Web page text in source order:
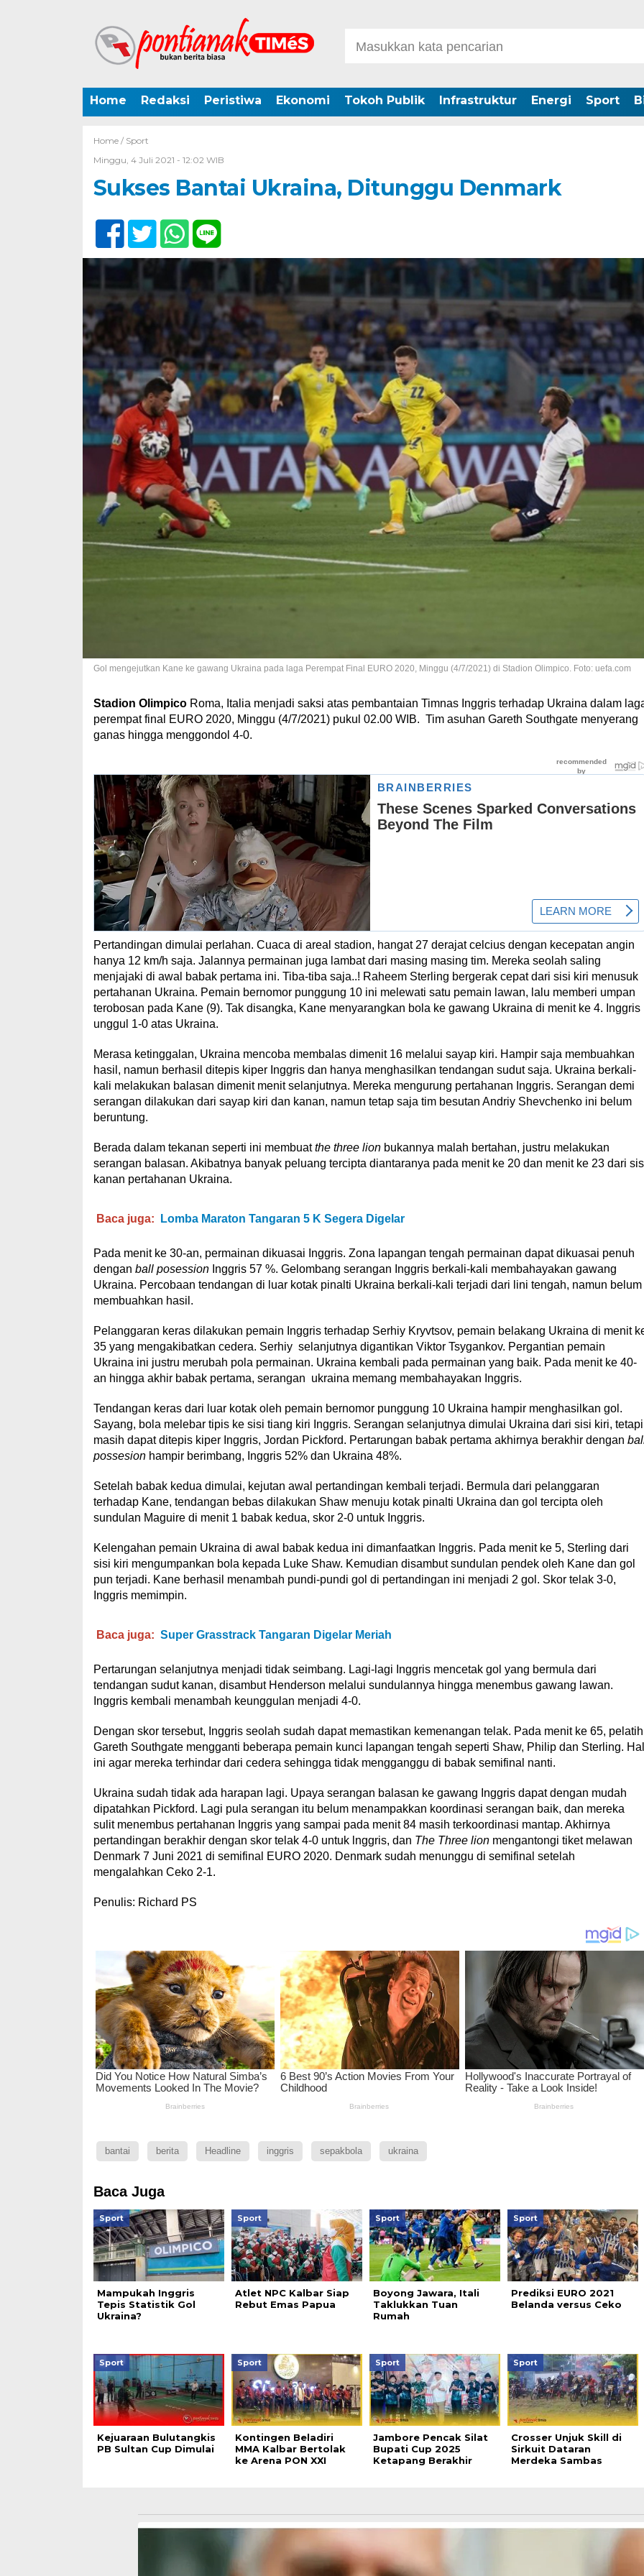
Home Redaksi Peristiwa Ekonomi Tokoh Publik Infrastruktur Energi Sport
Home / Sport
Minggu, 4 Juli 2021 - 12:02 WIB
Sukses Bantai Ukraina, Ditunggu Denmark
Gol mengejutkan Kane ke gawang Ukraina pada laga Perempat Final EURO 2020, Minggu (4/7/2021) di Stadion Olimpico. Foto: uefa.com
Stadion OlimpicoRoma, Italia menjadi saksi atas pembantaian Timnas Inggris terhadap Ukraina dalam
perempat final EURO 2020, Minggu (4/7/2021) pukul 02.00 WIB. Tim asuhan Gareth Southgate menyerang
ganas hingga menggondol 4-0.
Pertandingan dimulai perlahan. Cuaca di areal stadion, hangat 27 derajat celcius dengan kecepatan angin
hanya 12 km/h saja. Jalannya permainan juga lambat dari masing masing tim. Mereka seolah saling
menjajaki di awal babak pertama ini. Tiba-tiba saja..! Raheem Sterling bergerak cepat dari sisi kiri menusuk
pertahanan Ukraina. Pemain bernomor punggung 10 ini melewati satu pemain lawan, lalu memberi umpan
terobosan pada Kane (9). Tak disangka, Kane menyarangkan bola ke gawang Ukraina di menit ke 4. Inggris
unggul 1-0 atas Ukraina.
Merasa ketinggalan, Ukraina mencoba membalas dimenit 16 melalui sayap kiri. Hampir saja membuahkan
hasil, namun berhasil ditepis kiper Inggris dan hanya menghasilkan tendangan sudut saja. Ukraina berkali-
kali melakukan balasan dimenit menit selanjutnya. Mereka mengurung pertahanan Inggris. Serangan demi
serangan dilakukan dari sayap kiri dan kanan, namun tetap saja tim besutan Andriy Shevchenko ini belum
beruntung.
Berada dalam tekanan seperti ini membuatthe three lionbukannya malah bertahan, justru melakukan
serangan balasan. Akibatnya banyak peluang tercipta diantaranya pada menit ke 20 dan menit ke 23 dari
kanan pertahanan Ukraina.
Baca juga: Lomba Maraton Tangaran 5 K Segera Digelar
Pada menit ke 30-an, permainan dikuasai Inggris. Zona lapangan tengah permainan dapat dikuasai penuh
dengan ball posessionInggris 57 %. Gelombang serangan Inggris berkali-kali membahayakan gawang
Ukraina. Percobaan tendangan di luar kotak pinalti Ukraina berkali-kali terjadi dari lini tengah, namun belum
membuahkan hasil.
Pelanggaran keras dilakukan pemain Inggris terhadap Serhiy Kryvtsov, pemain belakang Ukraina di menit
35 yang mengakibatkan cedera. Serhiy selanjutnya digantikan Viktor Tsygankov. Pergantian pemain
Ukraina ini justru merubah pola permainan. Ukraina kembali pada permainan yang baik. Pada menit ke 40-
an hingga akhir babak pertama, serangan ukraina memang membahayakan Inggris.
Tendangan keras dari luar kotak oleh pemain bernomor punggung 10 Ukraina hampir menghasilkan gol.
Sayang, bola melebar tipis ke sisi tiang kiri Inggris. Serangan selanjutnya dimulai Ukraina dari sisi kiri, tetapi
masih dapat ditepis kiper Inggris, Jordan Pickford. Pertarungan babak pertama akhirnya berakhir dengan
possesionhampir berimbang, Inggris 52% dan Ukraina 48%.
Setelah babak kedua dimulai, kejutan awal pertandingan kembali terjadi. Bermula dari pelanggaran
terhadap Kane, tendangan bebas dilakukan Shaw menuju kotak pinalti Ukraina dan gol tercipta oleh
sundulan Maguire di menit 1 babak kedua, skor 2-0 untuk Inggris.
Kelengahan pemain Ukraina di awal babak kedua ini dimanfaatkan Inggris. Pada menit ke 5, Sterling dari
sisi kiri mengumpankan bola kepada Luke Shaw. Kemudian disambut sundulan pendek oleh Kane dan gol
pun terjadi. Kane berhasil menambah pundi-pundi gol di pertandingan ini menjadi 2 gol. Skor telak 3-0,
Inggris memimpin.
Baca juga: Super Grasstrack Tangaran Digelar Meriah
Pertarungan selanjutnya menjadi tidak seimbang. Lagi-lagi Inggris mencetak gol yang bermula dari
tendangan sudut kanan, disambut Henderson melalui sundulannya hingga menembus gawang lawan.
Inggris kembali menambah keunggulan menjadi 4-0.
Dengan skor tersebut, Inggris seolah sudah dapat memastikan kemenangan telak. Pada menit ke 65, pelatih
Gareth Southgate mengganti beberapa pemain kunci lapangan tengah seperti Shaw, Philip dan Sterling. Hal
ini agar mereka terhindar dari cedera sehingga tidak mengganggu di babak semifinal nanti.
Ukraina sudah tidak ada harapan lagi. Upaya serangan balasan ke gawang Inggris dapat dengan mudah
dipatahkan Pickford. Lagi pula serangan itu belum menampakkan koordinasi serangan baik, dan mereka
sulit menembus pertahanan Inggris yang sampai pada menit 84 masih terkoordinasi mantap. Akhirnya
pertandingan berakhir dengan skor telak 4-0 untuk lnggris, dan The Three lionmengantongi tiket melawan
Denmark 7 Juni 2021 di semifinal EURO 2020. Denmark sudah menunggu di semifinal setelah
mengalahkan Ceko 2-1.
Penulis: Richard PS
bantai berita Headline inggris sepakbola ukraina
Baca Juga
Sport
Mampukah Inggris
Tepis Statistik Gol
Ukraina?
Sport
Atlet NPC Kalbar Siap
Rebut Emas Papua
Sport
Boyong Jawara, Itali
Taklukkan Tuan
Rumah
Sport
Prediksi EURO 2021
Belanda versus Ceko
Sport
Kejuaraan Bulutangkis
PB Sultan Cup Dimulai
Sport
Kontingen Beladiri
MMA Kalbar Bertolak
ke Arena PON XXI
Sport
Jambore Pencak Silat
Bupati Cup 2025
Ketapang Berakhir
Sport
Crosser Unjuk Skill di
Sirkuit Dataran
Merdeka Sambas